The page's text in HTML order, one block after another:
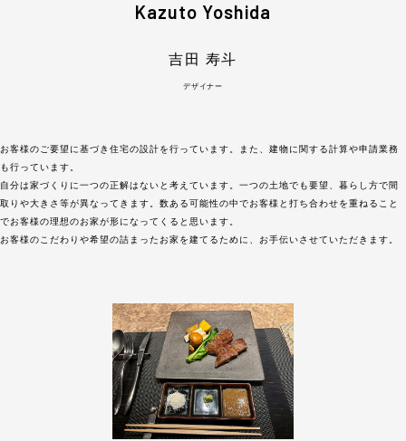
Kazuto Yoshida
吉田 寿斗
デザイナー
お客様のご要望に基づき住宅の設計を行っています。また、建物に関する計算や申請業務
も行っています。
自分は家づくりに一つの正解はないと考えています。一つの土地でも要望、暮らし方で間
取りや大きさ等が異なってきます。数ある可能性の中でお客様と打ち合わせを重ねること
でお客様の理想のお家が形になってくると思います。
お客様のこだわりや希望の詰まったお家を建てるために、お手伝いさせていただきます。